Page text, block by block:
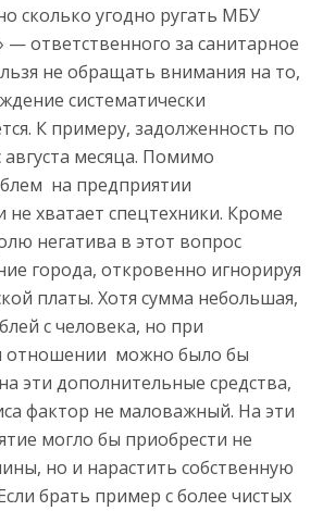
сколько угодно ругать МБУ
— ответственного за санитарное
не обращать внимания на то,
систематически
К примеру, задолженность по
августа месяца. Помимо
на предприятии
не хватает спецтехники. Кроме
негатива в этот вопрос
города, откровенно игнорируя
платы. Хотя сумма небольшая,
с человека, но при
отношении можно было бы
эти дополнительные средства,
фактор не маловажный. На эти
могло бы приобрести не
но и нарастить собственную
брать пример с более чистых